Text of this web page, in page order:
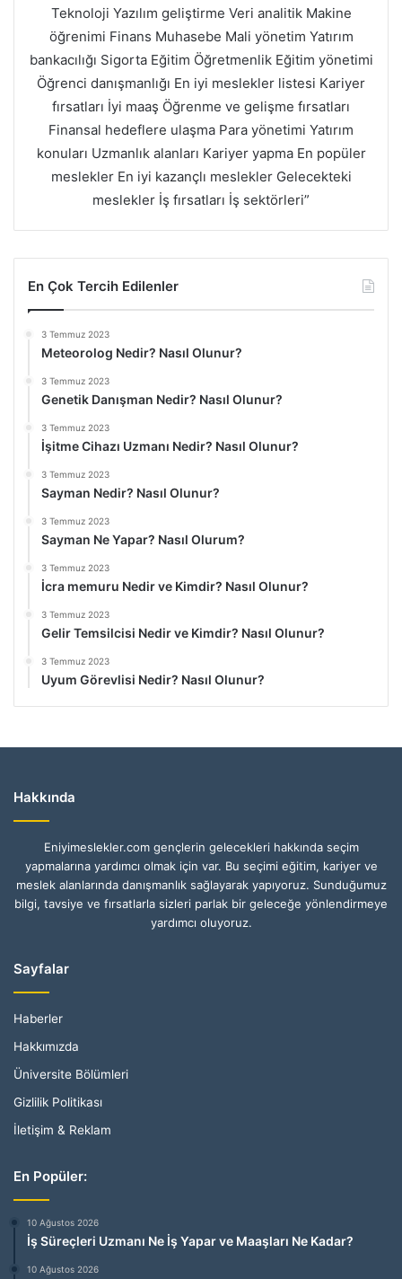
Teknoloji Yazılım geliştirme Veri analitik Makine
öğrenimi Finans Muhasebe Mali yönetim Yatırım
bankacılığı Sigorta Eğitim Öğretmenlik Eğitim yönetimi
Öğrenci danışmanlığı En iyi meslekler listesi Kariyer
fırsatları İyi maaş Öğrenme ve gelişme fırsatları
Finansal hedeflere ulaşma Para yönetimi Yatırım
konuları Uzmanlık alanları Kariyer yapma En popüler
meslekler En iyi kazançlı meslekler Gelecekteki
meslekler İş fırsatları İş sektörleri”
En Çok Tercih Edilenler
3 Temmuz 2023
Meteorolog Nedir? Nasıl Olunur?
3 Temmuz 2023
Genetik Danışman Nedir? Nasıl Olunur?
3 Temmuz 2023
İşitme Cihazı Uzmanı Nedir? Nasıl Olunur?
3 Temmuz 2023
Sayman Nedir? Nasıl Olunur?
3 Temmuz 2023
Sayman Ne Yapar? Nasıl Olurum?
3 Temmuz 2023
İcra memuru Nedir ve Kimdir? Nasıl Olunur?
3 Temmuz 2023
Gelir Temsilcisi Nedir ve Kimdir? Nasıl Olunur?
3 Temmuz 2023
Uyum Görevlisi Nedir? Nasıl Olunur?
Hakkında
Eniyimeslekler.com gençlerin gelecekleri hakkında seçim
yapmalarına yardımcı olmak için var. Bu seçimi eğitim, kariyer ve
meslek alanlarında danışmanlık sağlayarak yapıyoruz. Sunduğumuz
bilgi, tavsiye ve fırsatlarla sizleri parlak bir geleceğe yönlendirmeye
yardımcı oluyoruz.
Sayfalar
Haberler
Hakkımızda
Üniversite Bölümleri
Gizlilik Politikası
İletişim & Reklam
En Popüler:
10 Ağustos 2026
İş Süreçleri Uzmanı Ne İş Yapar ve Maaşları Ne Kadar?
10 Ağustos 2026